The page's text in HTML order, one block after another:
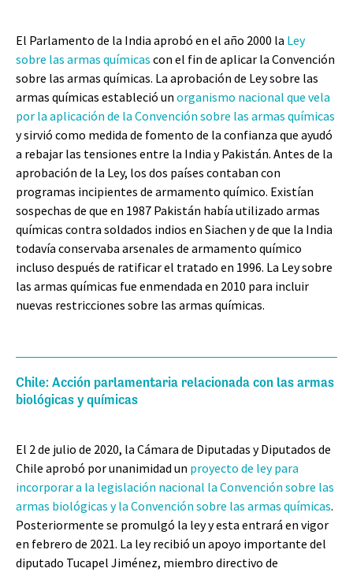
El Parlamento de la India aprobó en el año 2000 la Ley
sobre las armas químicas con el fin de aplicar la Convención
sobre las armas químicas. La aprobación de Ley sobre las
armas químicas estableció un organismo nacional que vela
por la aplicación de la Convención sobre las armas químicas
y sirvió como medida de fomento de la confianza que ayudó
a rebajar las tensiones entre la India y Pakistán. Antes de la
aprobación de la Ley, los dos países contaban con
programas incipientes de armamento químico. Existían
sospechas de que en 1987 Pakistán había utilizado armas
químicas contra soldados indios en Siachen y de que la India
todavía conservaba arsenales de armamento químico
incluso después de ratificar el tratado en 1996. La Ley sobre
las armas químicas fue enmendada en 2010 para incluir
nuevas restricciones sobre las armas químicas.
Chile: Acción parlamentaria relacionada con las armas
biológicas y químicas
El 2 de julio de 2020, la Cámara de Diputadas y Diputados de
Chile aprobó por unanimidad un proyecto de ley para
incorporar a la legislación nacional la Convención sobre las
armas biológicas y la Convención sobre las armas químicas.
Posteriormente se promulgó la ley y esta entrará en vigor
en febrero de 2021. La ley recibió un apoyo importante del
diputado Tucapel Jiménez, miembro directivo de